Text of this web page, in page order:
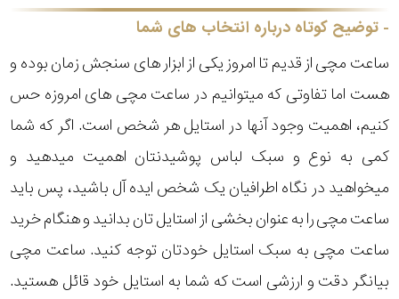
توضیح کوتاه درباره انتخاب های شما
ساعت مچی از قدیم تا امروز یکی از ابزار های سنجش زمان بوده و
هست اما تفاوتی که میتوانیم در ساعت مچی های امروزه حس
کنیم، اهمیت وجود آنها در استایل هر شخص است. اگر که شما
کمی به نوع و سبک لباس پوشیدنتان اهمیت میدهید و
میخواهید در نگاه اطرافیان یک شخص ایده آل باشید، پس باید
ساعت مچی را به عنوان بخشی از استایل تان بدانید و هنگام خرید
ساعت مچی به سبک استایل خودتان توجه کنید. ساعت مچی
بیانگر دقت و ارزشی است که شما به استایل خود قائل هستید.
اورینت
پیلار
لیکوپر
آدیداس
جنسیت
استایل
فشن